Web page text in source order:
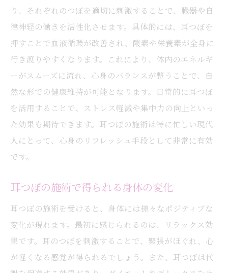
り、それぞれのつぼを適切に刺激することで、臓器や自
律神経の働きを活性化させます。具体的には、耳つぼを
押すことで血液循環が改善され、酸素や栄養素が全身に
行き渡りやすくなります。これにより、体内のエネルギ
ーがスムーズに流れ、心身のバランスが整うことで、自
然な形での健康維持が可能となります。日常的に耳つぼ
を活用することで、ストレス軽減や集中力の向上といっ
た効果も期待できます。耳つぼの施術は特に忙しい現代
人にとって、心身のリフレッシュ手段として非常に有効
です。
耳つぼの施術で得られる身体の変化
耳つぼの施術を受けると、身体には様々なポジティブな
変化が現れます。最初に感じられるのは、リラックス効
果です。耳のつぼを刺激することで、緊張がほぐれ、心
が軽くなる感覚が得られるでしょう。また、耳つぼは代